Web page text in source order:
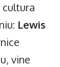
Lewis
vine